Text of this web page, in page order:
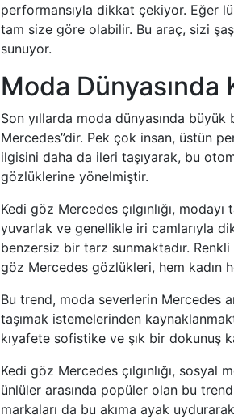
performansıyla dikkat çekiyor. Eğer
tam size göre olabilir. Bu araç, sizi
sunuyor.
Moda Dünyasında
Son yıllarda moda dünyasında büyük
Mercedes”dir. Pek çok insan, üstün
ilgisini daha da ileri taşıyarak, bu
gözlüklerine yönelmiştir.
Kedi göz Mercedes çılgınlığı,
yuvarlak ve genellikle iri camlarıyla
benzersiz bir tarz sunmaktadır.
göz Mercedes gözlükleri, hem kadın
Bu trend, moda severlerin Mercedes
taşımak istemelerinden
kıyafete sofistike ve şık bir dokunuş
Kedi göz Mercedes çılgınlığı, sosyal
ünlüler arasında popüler olan bu
markaları da bu akıma ayak